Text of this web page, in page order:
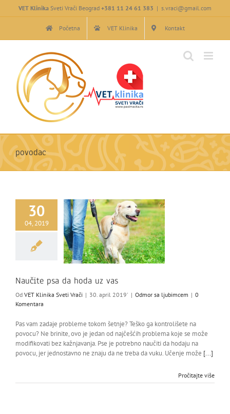
VET Klinika Sveti Vrači Beograd +381 11 24 61 383 | s.vraci@gmail.com
Početna VET Klinika Kontakt
povodac
30
04, 2019
Naučite psa da hoda uz vas
Od VET Klinika Sveti Vrači | 30. april 2019' | Odmor sa ljubimcem | 0
Komentara
Pas vam zadaje probleme tokom šetnje? Teško ga kontrolišete na
povocu? Ne brinite, ovo je jedan od najčešćih problema koje se može
modifikovati bez kažnjavanja. Pse je potrebno naučiti da hodaju na
povocu, jer jednostavno ne znaju da ne treba da vuku. Učenje može [...]
Pročitajte više